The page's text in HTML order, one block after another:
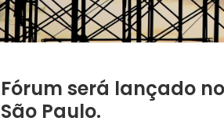
Fórum será lançado
São Paulo.